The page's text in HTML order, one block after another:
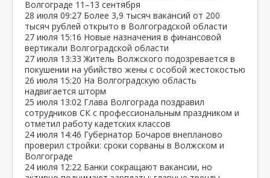
Волгограде 11–13 сентября
28 июля 09:27 Более 3,9 тысяч вакансий от 200
тысяч рублей открыто в Волгоградской области
27 июля 15:16 Новые назначения в финансовой
вертикали Волгоградской области
27 июля 13:33 Житель Волжского подозревается в
покушении на убийство жены с особой жестокостью
26 июля 15:20 На Волгоградскую область
надвигается шторм
25 июля 13:02 Глава Волгограда поздравил
сотрудников СК с профессиональным праздником и
отметил работу кадетских классов
24 июля 14:46 Губернатор Бочаров внепланово
проверил стройки: сроки сорваны в Волжском и
Волгограде
24 июля 12:22 Банки сокращают вакансии, но